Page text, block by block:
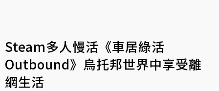
Steam多人慢活《車居綠活
Outbound》烏托邦世界中享受離
網生活